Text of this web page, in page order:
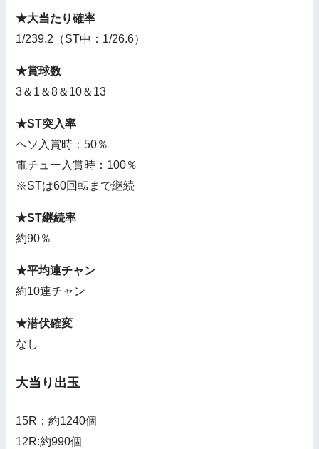
★大当たり確率
1/239.2（ST中：1/26.6）
★賞球数
3＆1＆8＆10＆13
★ST突入率
ヘソ入賞時：50％
電チュー入賞時：100％
※STは60回転まで継続
★ST継続率
約90％
★平均連チャン
約10連チャン
★潜伏確変
なし
大当り出玉
15R：約1240個
12R:約990個